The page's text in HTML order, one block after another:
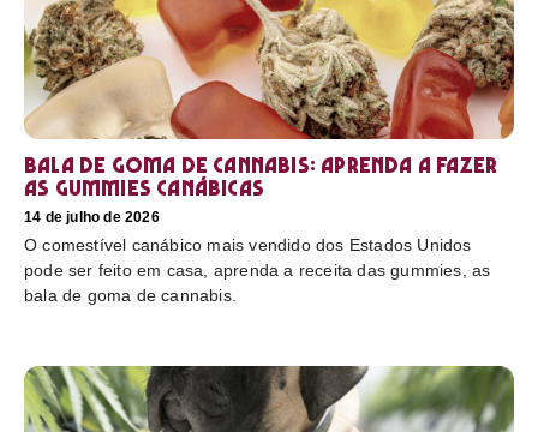
Bala de goma de cannabis: aprenda a fazer
as gummies canábicas
14 de julho de 2026
O comestível canábico mais vendido dos Estados Unidos
pode ser feito em casa, aprenda a receita das gummies, as
bala de goma de cannabis.